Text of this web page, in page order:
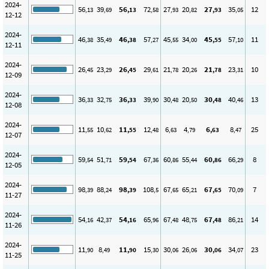
2024-
12-12
56,13 39,69 56,13 72,58 27,93 20,82 27,93 35,05 12
2024-
12-11
46,38 35,49 46,38 57,27 45,55 34,00 45,55 57,10 11
2024-
12-09
26,45 23,29 26,45 29,61 21,78 20,26 21,78 23,31 10
2024-
12-08
36,33 32,75 36,33 39,90 30,48 20,50 30,48 40,46 13
2024-
12-07
11,55 10,62 11,55 12,48 6,63 4,79 6,63 8,47 25
2024-
12-05
59,54 51,71 59,54 67,36 60,86 55,44 60,86 66,29 8
2024-
11-27
98,39 88,24 98,39 108,5 67,65 65,21 67,65 70,09 7
2024-
11-26
54,16 42,37 54,16 65,96 67,48 48,75 67,48 86,21 14
2024-
11-25
11,90 8,49 11,90 15,30 30,06 26,06 30,06 34,07 23